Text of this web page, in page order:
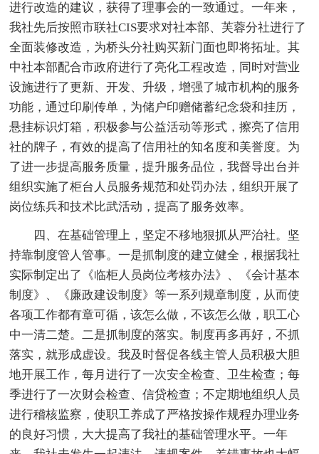
进行改造的建议，获得了理事会的一致通过。一年来，
我社先后按照市联社CIS要求对社本部、芙蓉分社进行了
全面装修改造，为桥头分社购买新门面也即将拓址。其
中社本部配合市政府进行了亮化工程改造，同时对营业
设施进行了更新、开发、升级，增强了城市机构的服务
功能，通过印刷传单，为储户印赠储蓄纪念袋和挂历，
悬挂标识灯箱，积极参与公益活动等形式，擦亮了信用
社的牌子，有效的提高了信用社的知名度和美誉度。为
了进一步提高服务质量，提升服务品位，我督导出台并
组织实施了柜台人员服务规范和处罚办法，组织开展了
岗位练兵和技术比武活动，提高了服务效率。
四、在基础管理上，坚定不移地狠抓从严治社。坚
持靠制度管人管事。一是抓制度的建立健全，根据我社
实际制定出了《临柜人员岗位考核办法》、《会计基本
制度》、《廉政建设制度》等一系列规章制度，从而使
各项工作都有章可循，该怎么做，不该怎么做，职工心
中一清二楚。二是抓制度的落实。制度再多再好，不抓
落实，就形成虚设。我及时督促各线主管人员积极大胆
地开展工作，每月进行了一次安全检查、卫生检查；每
季进行了一次财会检查、信贷检查；不定期地组织人员
进行稽核监察，使职工养成了严格按操作规程办理业务
的良好习惯，大大提高了我社的基础管理水平。一年